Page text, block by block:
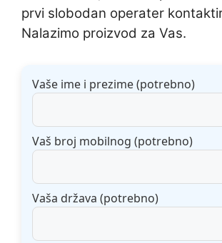
prvi slobodan operater
Nalazimo proizvod za Vas.
Vaše ime i prezime (potrebno)
Vaš broj mobilnog (potrebno)
Vaša država (potrebno)